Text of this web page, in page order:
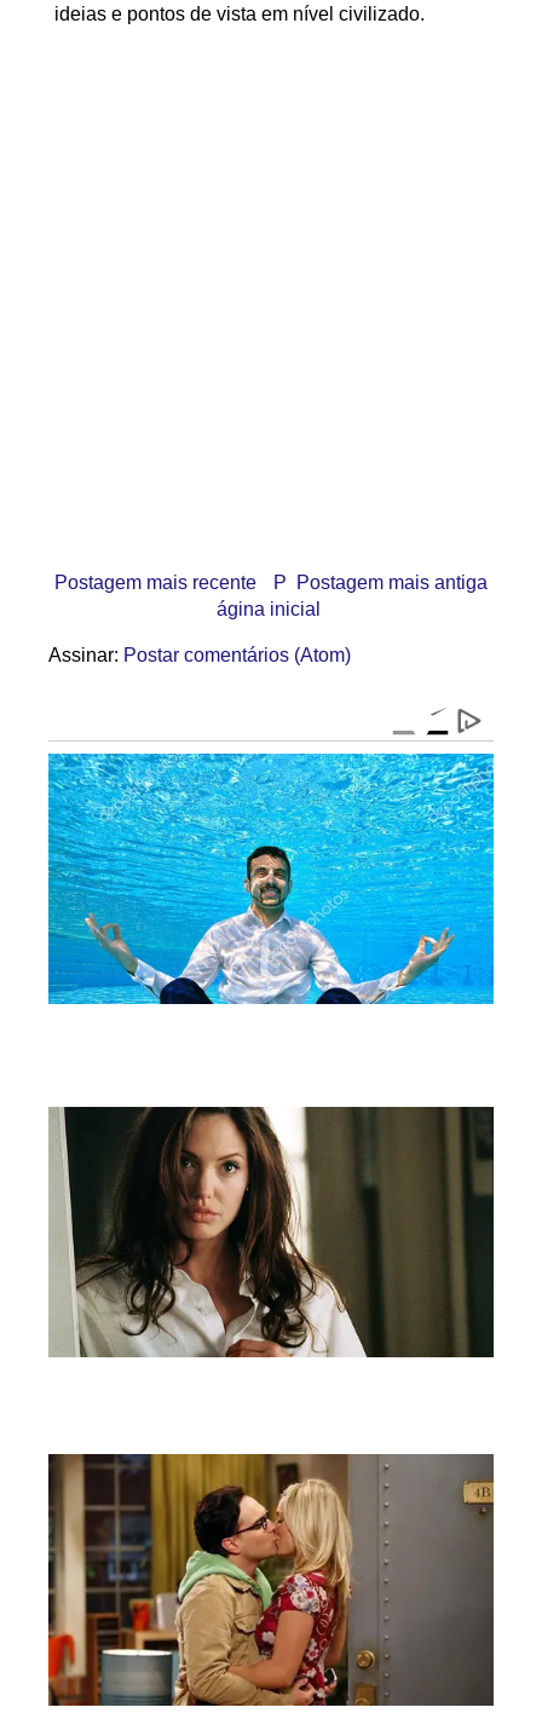
ideias e pontos de vista em nível civilizado.
Postagem mais recente Postagem mais antiga
P
ágina inicial
Assinar: Postar comentários (Atom)